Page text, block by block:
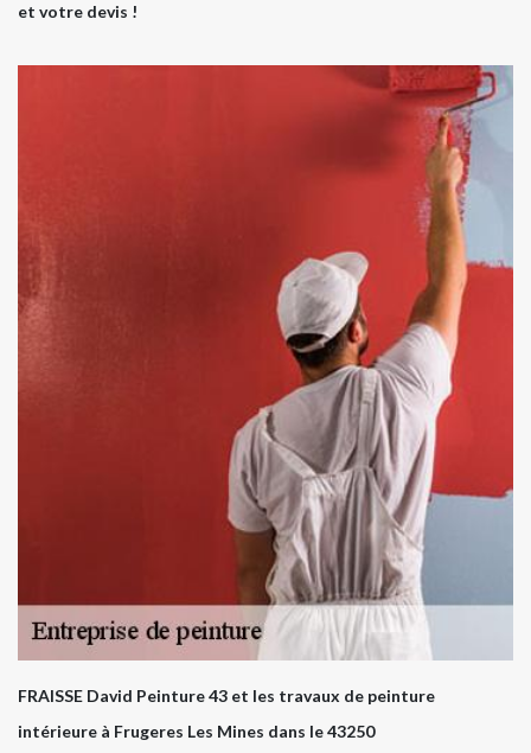
et votre devis !
FRAISSE David Peinture 43 et les travaux de peinture
intérieure à Frugeres Les Mines dans le 43250